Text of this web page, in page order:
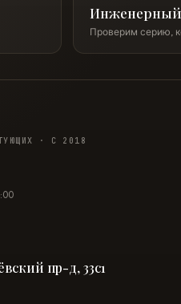
Инженерный
Проверим серию,
· С 2018
пр-д, 33с1